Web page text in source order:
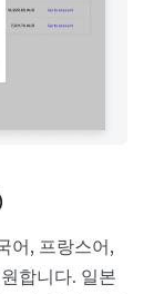
어, 프랑스어,
합니다. 일본